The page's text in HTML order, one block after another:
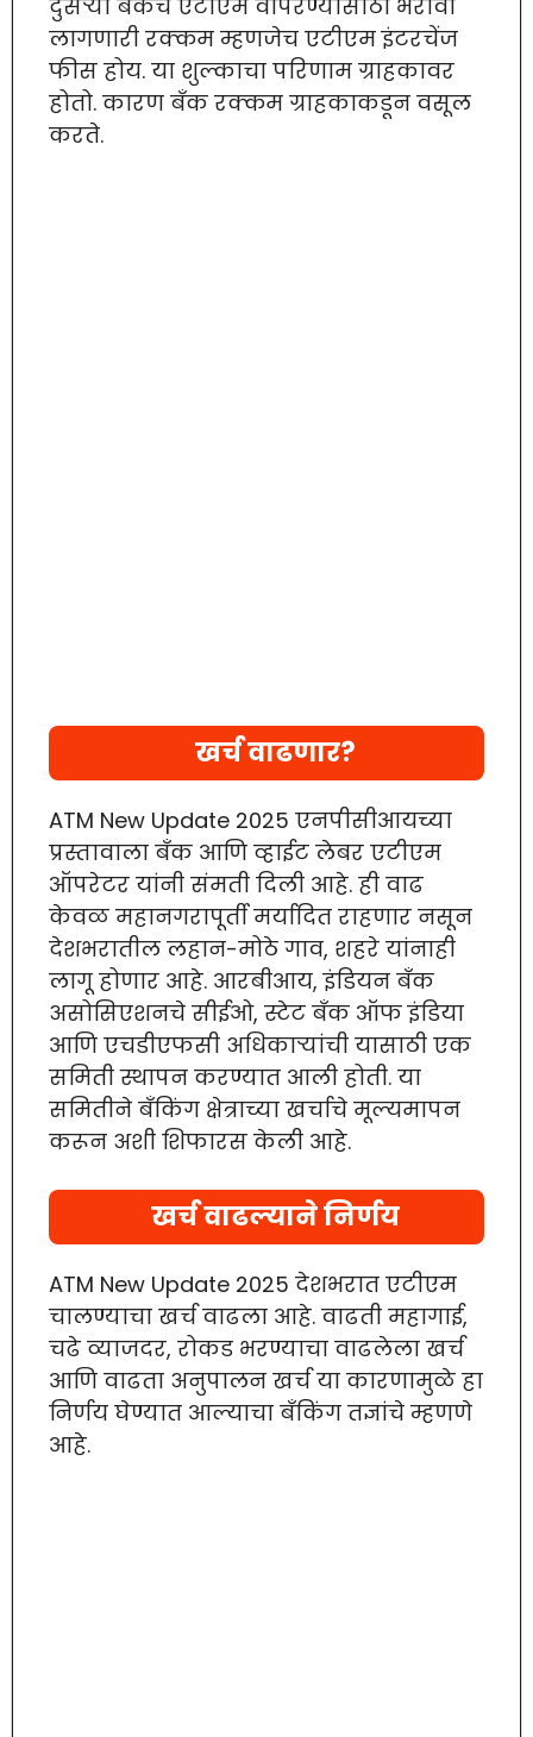
दुसऱ्या बँकेचे एटीएम वापरण्यासाठी भरावी
लागणारी रक्कम म्हणजेच एटीएम इंटरचेंज
फीस होय. या शुल्काचा परिणाम ग्राहकावर
होतो. कारण बँक रक्कम ग्राहकाकडून वसूल
करते.
खर्च वाढणार?
ATM New Update 2025 एनपीसीआयच्या
प्रस्तावाला बँक आणि व्हाईट लेबर एटीएम
ऑपरेटर यांनी संमती दिली आहे. ही वाढ
केवळ महानगरापूर्ती मर्यादित राहणार नसून
देशभरातील लहान-मोठे गाव, शहरे यांनाही
लागू होणार आहे. आरबीआय, इंडियन बँक
असोसिएशनचे सीईओ, स्टेट बँक ऑफ इंडिया
आणि एचडीएफसी अधिकाऱ्यांची यासाठी एक
समिती स्थापन करण्यात आली होती. या
समितीने बँकिंग क्षेत्राच्या खर्चाचे मूल्यमापन
करून अशी शिफारस केली आहे.
खर्च वाढल्याने निर्णय
ATM New Update 2025 देशभरात एटीएम
चालण्याचा खर्च वाढला आहे. वाढती महागाई,
चढे व्याजदर, रोकड भरण्याचा वाढलेला खर्च
आणि वाढता अनुपालन खर्च या कारणामुळे हा
निर्णय घेण्यात आल्याचा बँकिंग तज्ञांचे म्हणणे
आहे.